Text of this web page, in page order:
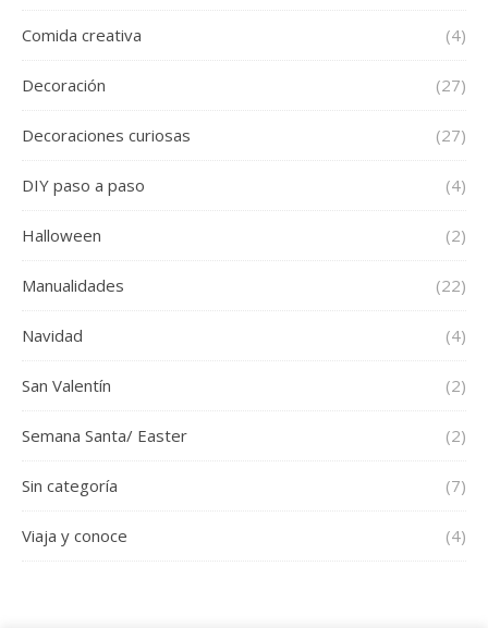
Comida creativa (4)
Decoración (27)
Decoraciones curiosas (27)
DIY paso a paso (4)
Halloween (2)
Manualidades (22)
Navidad (4)
San Valentín (2)
Semana Santa/ Easter (2)
Sin categoría (7)
Viaja y conoce (4)